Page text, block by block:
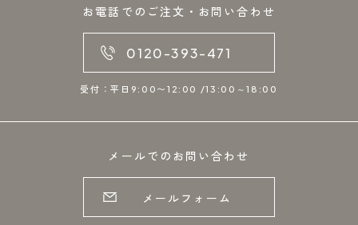
お電話でのご注文・お問い合わせ
0120-393-471
受付：平日9:00〜12:00 /13:00～18:00
メールでのお問い合わせ
メールフォーム